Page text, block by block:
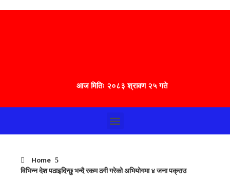
आज मितिः २०८३ श्रावण २५ गते
Home
विभिन्न देश पठाइदिन्छु भन्दै रकम ठगी गरेको अभियोगमा ४ जना पक्राउ